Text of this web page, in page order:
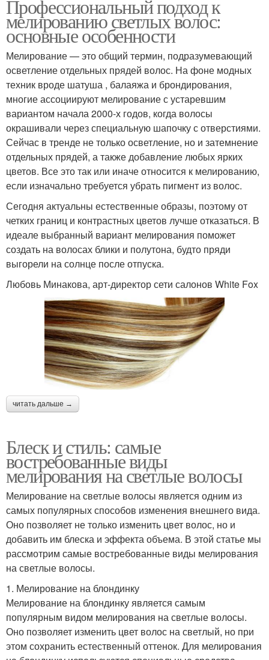
Профессиональный подход к
мелированию светлых волос:
основные особенности
Мелирование — это общий термин, подразумевающий
осветление отдельных прядей волос. На фоне модных
техник вроде шатуша , балаяжа и брондирования,
многие ассоциируют мелирование с устаревшим
вариантом начала 2000-х годов, когда волосы
окрашивали через специальную шапочку с отверстиями.
Сейчас в тренде не только осветление, но и затемнение
отдельных прядей, а также добавление любых ярких
цветов. Все это так или иначе относится к мелированию,
если изначально требуется убрать пигмент из волос.
Сегодня актуальны естественные образы, поэтому от
четких границ и контрастных цветов лучше отказаться. В
идеале выбранный вариант мелирования поможет
создать на волосах блики и полутона, будто пряди
выгорели на солнце после отпуска.
Любовь Минакова, арт-директор сети салонов White Fox
читать дальше →
Блеск и стиль: самые
востребованные виды
мелирования на светлые волосы
Мелирование на светлые волосы является одним из
самых популярных способов изменения внешнего вида.
Оно позволяет не только изменить цвет волос, но и
добавить им блеска и эффекта объема. В этой статье мы
рассмотрим самые востребованные виды мелирования
на светлые волосы.
1. Мелирование на блондинку
Мелирование на блондинку является самым
популярным видом мелирования на светлые волосы.
Оно позволяет изменить цвет волос на светлый, но при
этом сохранить естественный оттенок. Для мелирования